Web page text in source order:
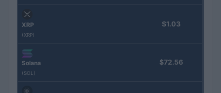
XRP
(XRP)
$1.03
Solana
(SOL)
$72.56